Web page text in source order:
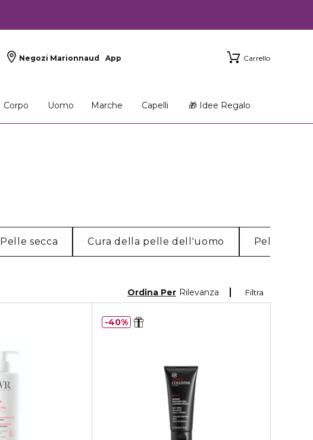
Negozi Marionnaud App Carrello
Corpo Uomo Marche Capelli 🎁 Idee Regalo
Pelle secca Cura della pelle dell'uomo Pelle
Filtra
Ordina Per Rilevanza
40%